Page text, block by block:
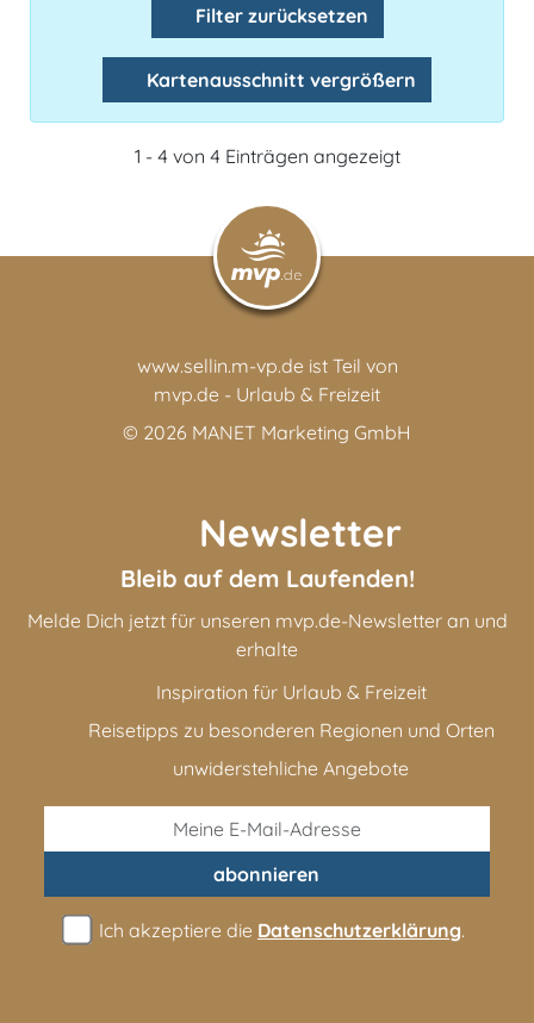
Filter zurücksetzen
Kartenausschnitt vergrößern
1 - 4 von 4 Einträgen angezeigt
www.sellin.m-vp.de ist Teil von
mvp.de - Urlaub & Freizeit
© 2026 MANET Marketing GmbH
Newsletter
Bleib auf dem Laufenden!
Melde Dich jetzt für unseren mvp.de-Newsletter an und
erhalte
Inspiration für Urlaub & Freizeit
Reisetipps zu besonderen Regionen und Orten
unwiderstehliche Angebote
abonnieren
Ich akzeptiere die Datenschutzerklärung.